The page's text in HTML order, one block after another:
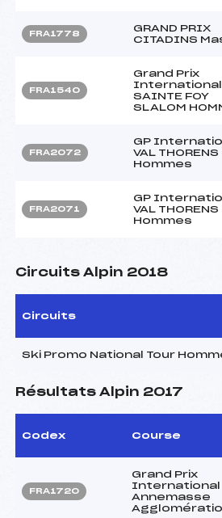
FRA1778
GRAND PRIX
CITADINS
FRA1540
Grand Prix
International
SAINTE FOY
SLALOM
FRA2072
GP
VAL THORENS
Hommes
FRA2071
GP
VAL THORENS
Hommes
Circuits Alpin 2018
Circuits
Ski Promo National Tour
Résultats Alpin 2017
Codex Course
FRA1720
Grand Prix
International
Annemasse